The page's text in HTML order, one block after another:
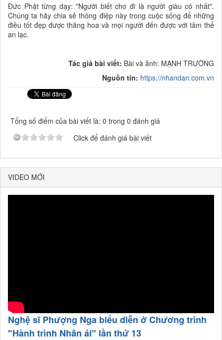
Đức Phật từng dạy: "Người biết cho đi là người giàu có nhất".
Chúng ta hãy chia sẻ thông điệp này trong cuộc sống để những
điều tốt đẹp được thăng hoa và mọi người đến được với tâm thế
an lạc.
Tác giả bài viết: Bài và ảnh: MẠNH TRƯỜNG
Nguồn tin: https://nhandan.com.vn
Tổng số điểm của bài viết là: 0 trong 0 đánh giá
Click để đánh giá bài viết
VIDEO MỚI
Nghệ sĩ Phượng Nga biểu diễn ở Chương trình
"Hành trình Nhân ái" lần thứ 13